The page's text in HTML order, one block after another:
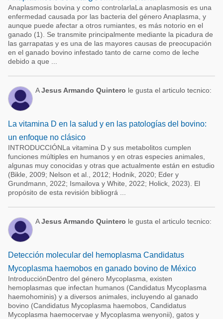
Anaplasmosis bovina y como controlarlaLa anaplasmosis es una
enfermedad causada por las bacteria del género Anaplasma, y
aunque puede afectar a otros rumiantes, es más notorio en el
ganado (1). Se transmite principalmente mediante la picadura de
las garrapatas y es una de las mayores causas de preocupación
en el ganado bovino infestado tanto de carne como de leche
debido a que ...
AJesus Armando Quintero le gusta el articulo tecnico:
La vitamina D en la salud y en las patologías del bovino:
un enfoque no clásico
INTRODUCCIÓNLa vitamina D y sus metabolitos cumplen
funciones múltiples en humanos y en otras especies animales,
algunas muy conocidas y otras que actualmente están en estudio
(Bikle, 2009; Nelson et al., 2012; Hodnik, 2020; Eder y
Grundmann, 2022; Ismailova y White, 2022; Holick, 2023). El
propósito de esta revisión bibliográ ...
AJesus Armando Quintero le gusta el articulo tecnico:
Detección molecular del hemoplasma Candidatus
Mycoplasma haemobos en ganado bovino de México
IntroducciónDentro del género Mycoplasma, existen
hemoplasmas que infectan humanos (Candidatus Mycoplasma
haemohominis) y a diversos animales, incluyendo al ganado
bovino (Candidatus Mycoplasma haemobos, Candidatus
Mycoplasma haemocervae y Mycoplasma wenyonii), gatos y